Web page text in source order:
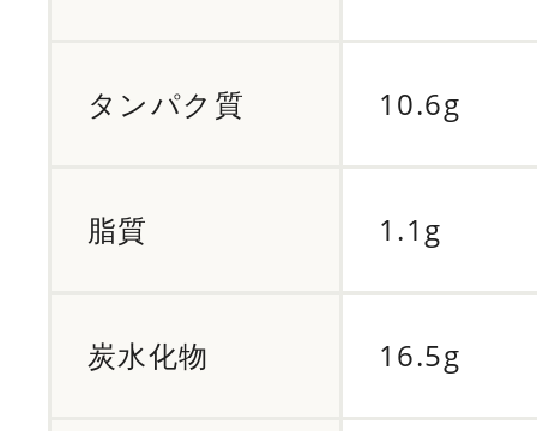
タンパク質 10.6g
脂質 1.1g
炭水化物 16.5g